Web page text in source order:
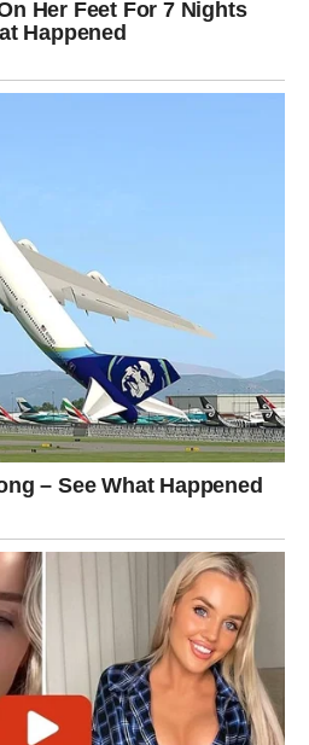
ciljevima i odlukama koje donose
znaku neko pripada,
iskustvo, način razmišljanja i
tumačenja za mnoge
na ljudsku prirodu i karakter, ali
unutrašnje volje, upornosti i želje
izazovima.